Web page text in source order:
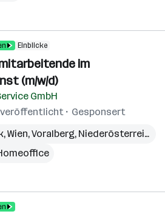
Einblicke
im
(m/w/d)
GmbH
veröffentlicht
Gesponsert
,Wien,Voralberg, Niederösterreich